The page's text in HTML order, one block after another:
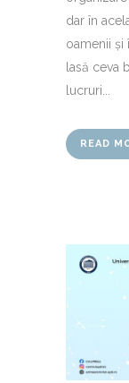
dar în
oamenii
lasă ceva
lucruri...
READ